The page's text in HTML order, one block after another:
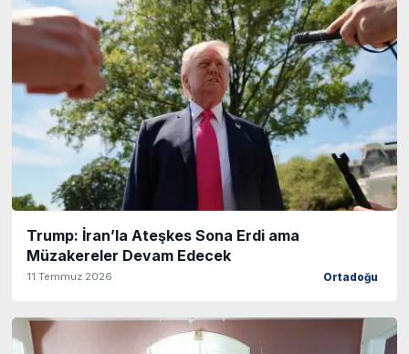
Trump: İran’la Ateşkes Sona Erdi ama
Müzakereler Devam Edecek
11 Temmuz 2026 Ortadoğu